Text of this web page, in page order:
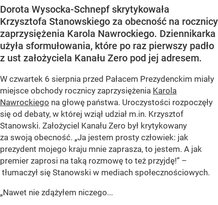
Dorota Wysocka-Schnepf skrytykowała
Krzysztofa Stanowskiego za obecność na rocznicy
zaprzysiężenia Karola Nawrockiego. Dziennikarka
użyła sformułowania, które po raz pierwszy padło
z ust założyciela Kanału Zero pod jej adresem.
W czwartek 6 sierpnia przed Pałacem Prezydenckim miały
miejsce obchody rocznicy zaprzysiężenia Karola
Nawrockiego na głowę państwa. Uroczystości rozpoczęły
się od debaty, w której wziął udział m.in. Krzysztof
Stanowski. Założyciel Kanału Zero był krytykowany
za swoją obecność. „Ja jestem prosty człowiek: jak
prezydent mojego kraju mnie zaprasza, to jestem. A jak
premier zaprosi na taką rozmowę to też przyjdę!” –
tłumaczył się Stanowski w mediach społecznościowych.
„Nawet nie zdążyłem niczego...